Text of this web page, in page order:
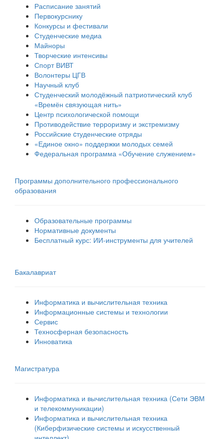
Расписание занятий
Первокурснику
Конкурсы и фестивали
Студенческие медиа
Майноры
Творческие интенсивы
Спорт ВИВТ
Волонтеры ЦГВ
Научный клуб
Студенческий молодёжный патриотический клуб
«Времён связующая нить»
Центр психологической помощи
Противодействие терроризму и экстремизму
Российские cтуденческие отряды
«Единое окно» поддержки молодых семей
Федеральная программа «Обучение служением»
Программы дополнительного профессионального
образования
Образовательные программы
Нормативные документы
Бесплатный курс: ИИ‑инструменты для учителей
Бакалавриат
Информатика и вычислительная техника
Информационные системы и технологии
Сервис
Техносферная безопасность
Инноватика
Магистратура
Информатика и вычислительная техника (Сети ЭВМ
и телекоммуникации)
Информатика и вычислительная техника
(Киберфизические системы и искусственный